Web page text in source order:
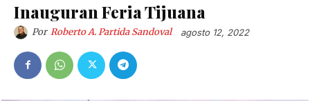
Inauguran Feria Tijuana
Por Roberto A. Partida Sandoval agosto 12, 2022